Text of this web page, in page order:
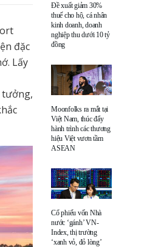
đặc
Lấy
tưởng,
Đề xuất giảm 30%
thuế cho hộ, cá nhân
kinh doanh, doanh
nghiệp thu dưới 10 tỷ
đồng
Moonfolks ra mắt tại
Việt Nam, thúc đẩy
hành trình các thương
hiệu Việt vươn tầm
ASEAN
Cổ phiếu vốn Nhà
nước ‘gánh’ VN-
Index, thị trường
‘xanh vỏ, đỏ lòng’